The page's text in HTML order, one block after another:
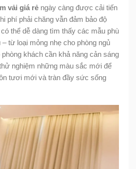
vải giá rẻ ngày càng được cải tiến
phí phải chăng vẫn đảm bảo độ
thể dễ dàng tìm thấy các mẫu phù
từ loại mỏng nhẹ cho phòng ngủ
khách cần khả năng cản sáng
nghiệm những màu sắc mới để
tươi mới và tràn đầy sức sống